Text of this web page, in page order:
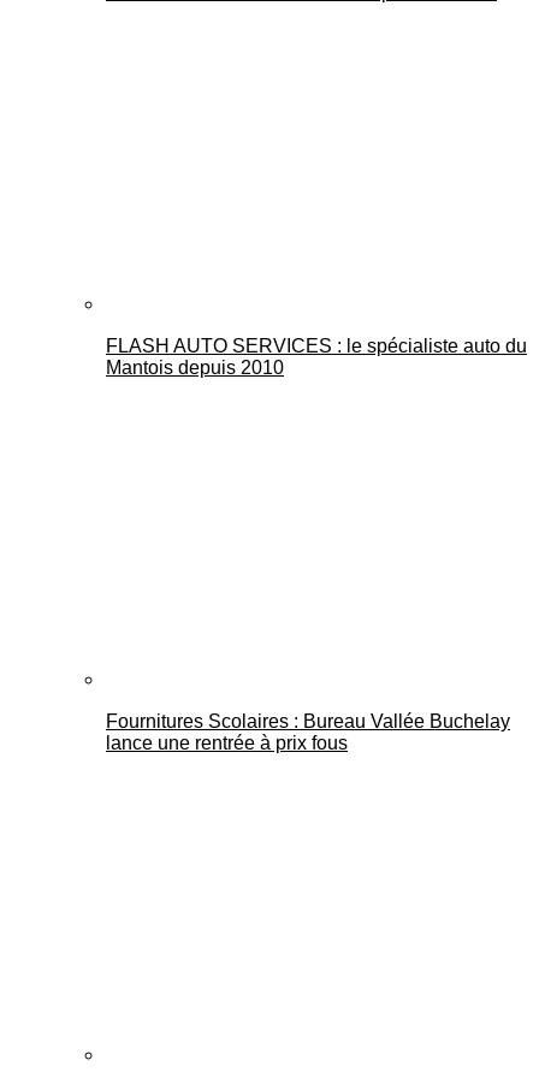
FLASH AUTO SERVICES : le spécialiste auto du
Mantois depuis 2010
Fournitures Scolaires : Bureau Vallée Buchelay
lance une rentrée à prix fous